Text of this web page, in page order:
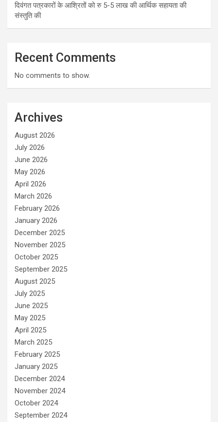
दिवंगत पत्रकारों के आश्रितों को रु 5-5 लाख की आर्थिक सहायता की
संस्तुति की
Recent Comments
No comments to show.
Archives
August 2026
July 2026
June 2026
May 2026
April 2026
March 2026
February 2026
January 2026
December 2025
November 2025
October 2025
September 2025
August 2025
July 2025
June 2025
May 2025
April 2025
March 2025
February 2025
January 2025
December 2024
November 2024
October 2024
September 2024